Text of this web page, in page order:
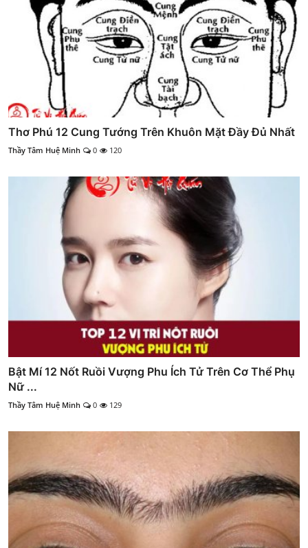
Thơ Phú 12 Cung Tướng Trên Khuôn Mặt Đầy Đủ Nhất
Thầy Tâm Huệ Minh 0 120
Bật Mí 12 Nốt Ruồi Vượng Phu Ích Tử Trên Cơ Thể Phụ
Nữ ...
Thầy Tâm Huệ Minh 0 129